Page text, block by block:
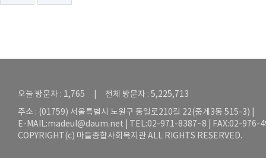
오늘 방문자 : 1,765 | 전체 방문자 : 5,225,713
주소 : (01759) 서울특별시 노원구 동일로210길 22(중계3동 515-3) |
E-MAIL:madeul@daum.net | TEL:02-971-8387~8 | FAX:02-976-
COPYRIGHT(c) 마들종합사회복지관 ALL RIGHTS RESERVED.